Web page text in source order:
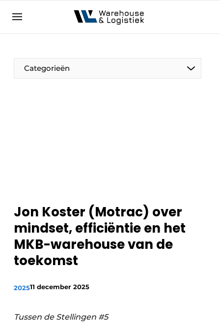
NL EN
Categorieën
Jon Koster (Motrac) over
mindset, efficiëntie en het
MKB-warehouse van de
toekomst
202511 december 2025
Tussen de Stellingen #5